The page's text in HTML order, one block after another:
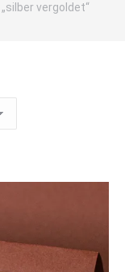
vergoldet“